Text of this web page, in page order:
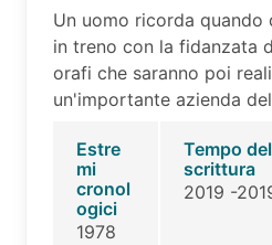
Un uomo ricorda quando
in treno con la fidanzata
orafi che saranno poi
un'importante azienda
Estre
mi
cronol
ogici
1978
Tempo
scrittura
2019 -